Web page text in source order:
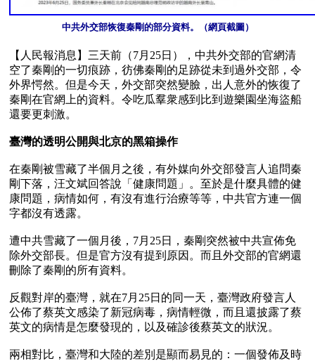
中共外交部恢復秦剛的部分資料。（網頁截圖）
【人民報消息】三天前（7月25日），中共外交部的官網清
空了秦剛的一切痕跡，彷佛秦剛的足跡從未到過外交部，令
外界愕然。但是今天，外交部突然變臉，出人意外的恢復了
秦剛在官網上的資料。令吃瓜羣衆感到比到遊樂園坐海盜船
還要更刺激。
臺灣的透明公開與北京的黑箱操作
在秦剛被雪藏了半個月之後，有外媒向外交部發言人追問秦
剛下落，汪文斌回答說「健康問題」。至於是什麼具體的健
康問題，病情如何，有沒有進行治療等等，中共官方連一個
字都沒有透露。
遭中共雪藏了一個月後，7月25日，秦剛突然被中共宣佈免
除外交部長。但是官方沒有提到原因。而且外交部的官網還
刪除了秦剛的所有資料。
反觀對岸的臺灣，就在7月25日的同一天，臺灣政府發言人
公佈了蔡英文感染了新冠病毒，病情輕微，而且還披露了蔡
英文的病情是怎麼發現的，以及確診後蔡英文的狀況。
兩相對比，臺灣和大陸的差別是顯而易見的：一個發佈及時